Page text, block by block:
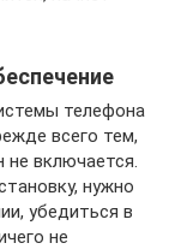
телефона
всего тем,
не включается.
нужно
убедиться в
не